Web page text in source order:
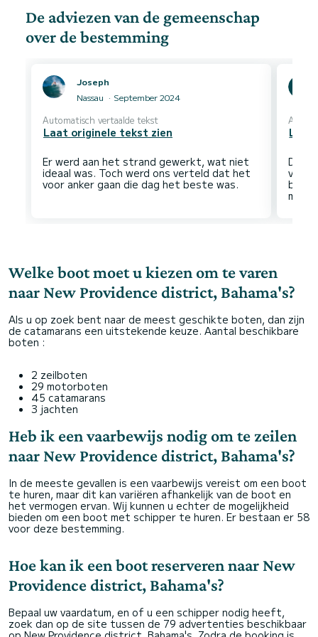
De adviezen van de gemeenschap
over de bestemming
Joseph
Nassau
September 2024
Automatisch vertaalde tekst
Laat originele tekst zien
Er werd aan het strand gewerkt, wat niet
ideaal was. Toch werd ons verteld dat het
Laat
De
Welke boot moet u kiezen om te varen
naar New Providence district, Bahama's?
Als u op zoek bent naar de meest geschikte boten, dan zijn
de catamarans een uitstekende keuze. Aantal beschikbare
boten :
2 zeilboten
29 motorboten
45 catamarans
3 jachten
Heb ik een vaarbewijs nodig om te zeilen
naar New Providence district, Bahama's?
In de meeste gevallen is een vaarbewijs vereist om een boot
te huren, maar dit kan variëren afhankelijk van de boot en
het vermogen ervan. Wij kunnen u echter de mogelijkheid
bieden om een boot met schipper te huren. Er bestaan er 58
voor deze bestemming.
Hoe kan ik een boot reserveren naar New
Providence district, Bahama's?
Bepaal uw vaardatum, en of u een schipper nodig heeft,
zoek dan op de site tussen de 79 advertenties beschikbaar